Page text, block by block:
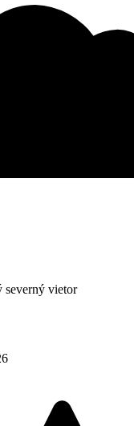
severný vietor